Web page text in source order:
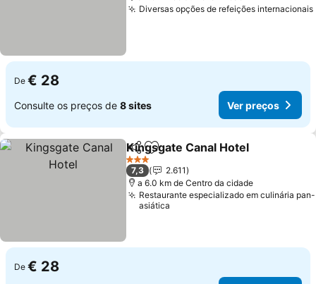
Diversas opções de refeições internacionais
De € 28
Consulte os preços de 8 sites Ver preços
PartilharAdicionar aos favoritos
Kingsgate Canal Hotel
3 Estrelas
7,3
2.611
a 6.0 km de Centro da cidade
Restaurante especializado em culinária pan-
asiática
De € 28